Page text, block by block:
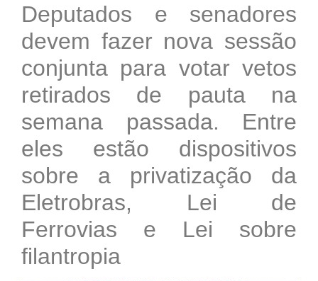
Deputados e senadores
devem fazer nova sessão
conjunta para votar vetos
retirados de pauta na
semana passada. Entre
eles estão dispositivos
sobre a privatização da
Eletrobras, Lei de
Ferrovias e Lei sobre
filantropia